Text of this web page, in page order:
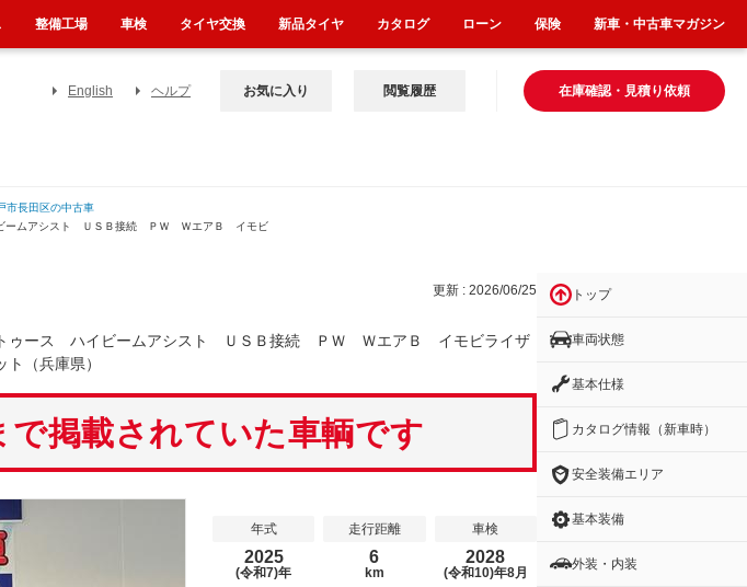
English ヘルプ 在庫確認・見積り依頼
お気に入り 閲覧履歴
市長田区の中古車
ームアシスト ＵＳＢ接続 ＰＷ ＷエアＢ イモビ
更新 : 2026/06/25
ース ハイビームアシスト ＵＳＢ接続 ＰＷ ＷエアＢ イモビライザ
（兵庫県）
掲載されていた車輌です
年式
2025
(令和7)年
走行距離
6
km
車検
2028
(令和10)年8月
トップ
車両状態
基本仕様
カタログ情報（新車時）
安全装備エリア
基本装備
外装・内装
整備工場 車検 タイヤ交換 新品タイヤ カタログ ローン 保険 新車・中古車マガジン